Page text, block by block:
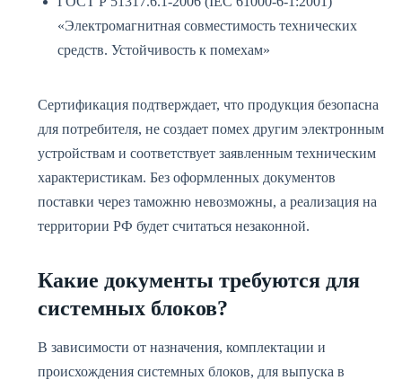
«Электромагнитная совместимость технических
средств. Устойчивость к помехам»
Сертификация подтверждает, что продукция безопасна
для потребителя, не создает помех другим электронным
устройствам и соответствует заявленным техническим
характеристикам. Без оформленных документов
поставки через таможню невозможны, а реализация на
территории РФ будет считаться незаконной.
Какие документы требуются для
системных блоков?
В зависимости от назначения, комплектации и
происхождения системных блоков, для выпуска в